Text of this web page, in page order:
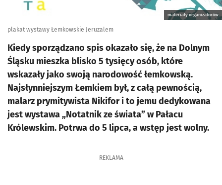
materiały organizatorów
plakat wystawy Łemkowskie Jeruzalem
Kiedy sporządzano spis okazało się, że na Dolnym
Śląsku mieszka blisko 5 tysięcy osób, które
wskazały jako swoją narodowość łemkowską.
Najsłynniejszym Łemkiem był, z całą pewnością,
malarz prymitywista Nikifor i to jemu dedykowana
jest wystawa „Notatnik ze świata” w Pałacu
Królewskim. Potrwa do 5 lipca, a wstęp jest wolny.
REKLAMA